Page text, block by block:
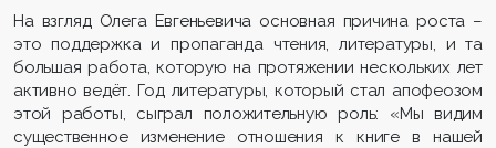
На взгляд Олега Евгеньевича основная причина роста –
это поддержка и пропаганда чтения, литературы, и та
большая работа, которую на протяжении нескольких лет
активно ведёт. Год литературы, который стал апофеозом
этой работы, сыграл положительную роль: «Мы видим
существенное изменение отношения к книге в нашей